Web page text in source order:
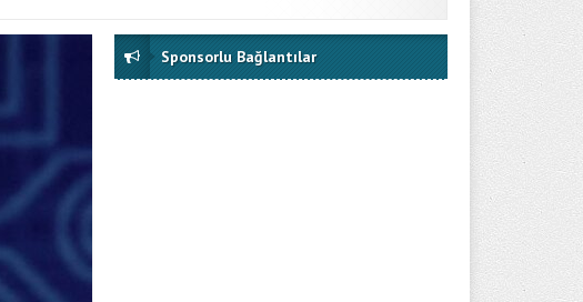
Sponsorlu Bağlantılar